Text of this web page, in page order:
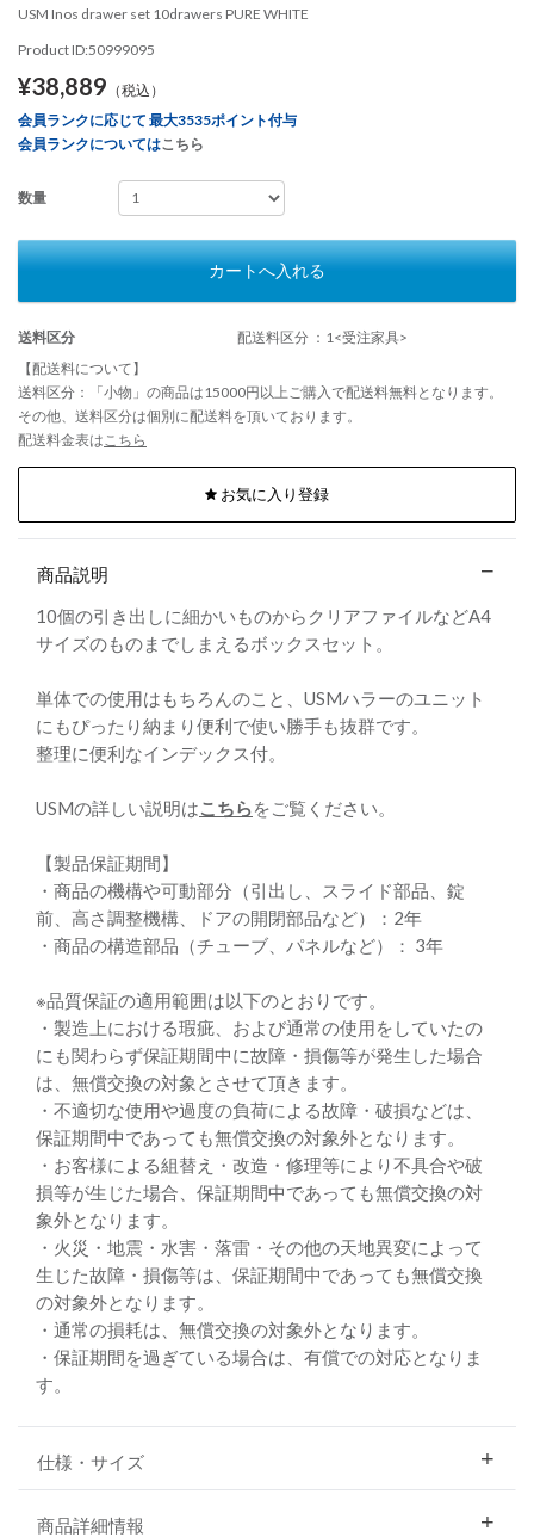
USM Inos drawer set 10drawers PURE WHITE
Product ID:50999095
¥38,889 （税込）
会員ランクに応じて 最大3535ポイント付与
会員ランクについてはこちら
数量
カートへ入れる
送料区分
配送料区分 ：1<受注家具>
【配送料について】
送料区分：「小物」の商品は15000円以上ご購入で配送料無料となります。
その他、送料区分は個別に配送料を頂いております。
配送料金表は こちら
お気に入り登録
商品説明
10個の引き出しに細かいものからクリアファイルなどA4
サイズのものまでしまえるボックスセット。
単体での使用はもちろんのこと、USMハラーのユニット
にもぴったり納まり便利で使い勝手も抜群です。
整理に便利なインデックス付。
USMの詳しい説明はこちらをご覧ください。
【製品保証期間】
・商品の機構や可動部分（引出し、スライド部品、錠
前、高さ調整機構、ドアの開閉部品など）：2年
・商品の構造部品（チューブ、パネルなど）： 3年
※品質保証の適用範囲は以下のとおりです。
・製造上における瑕疵、および通常の使用をしていたの
にも関わらず保証期間中に故障・損傷等が発生した場合
は、無償交換の対象とさせて頂きます。
・不適切な使用や過度の負荷による故障・破損などは、
保証期間中であっても無償交換の対象外となります。
・お客様による組替え・改造・修理等により不具合や破
損等が生じた場合、保証期間中であっても無償交換の対
象外となります。
・火災・地震・水害・落雷・その他の天地異変によって
生じた故障・損傷等は、保証期間中であっても無償交換
の対象外となります。
・通常の損耗は、無償交換の対象外となります。
・保証期間を過ぎている場合は、有償での対応となりま
す。
仕様・サイズ
商品詳細情報